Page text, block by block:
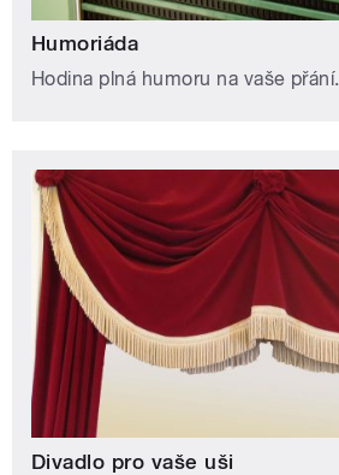
Humoriáda
Hodina plná humoru na vaše přání.
Divadlo pro vaše uši